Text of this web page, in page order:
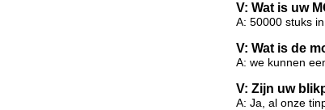
V: Wat is uw
A: 50000 stuks
V: Wat is de
A: we kunnen
V: Zijn uw
A: Ja, al onze